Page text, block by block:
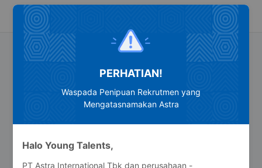
PERHATIAN!
Waspada Penipuan Rekrutmen yang
Mengatasnamakan Astra
Halo Young Talents,
PT Astra International Tbk dan perusahaan -